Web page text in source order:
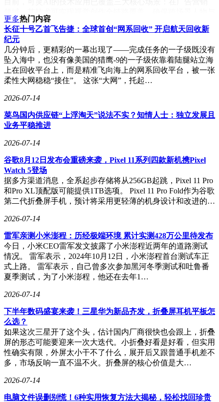
产品形象的一致性；影视短剧制作中，从剧本拆解到最终成片
的全流程自动化程度显著提升，制作周期和成本大幅压缩；游
戏行业则通过立项辅助、动态预演等功能为开发团队提供支
持。
根据最新Artificial Analysis榜单，可灵3.0在文生视频领域位居
国产模型第一梯队，全球排名第四，落后于字节Seedance
级应用的关键指标上，可灵AI展现出独特优势——其原生支
持4K分辨率、60帧率高清视频直接输出的能力，目前在全球
范围内处于领先地位。
值得注意的是，国内外其他主流视频生成模型尚未有独立拆分
中具备稀缺性价值，有望成为全球首家专注于视频生成技术的
上市公司。
更多热门内容
长征十号乙首飞告捷：全球首创“网系回收” 开启航天回收新
纪元
几分钟后，更精彩的一幕出现了——完成任务的一子级既没有
坠入海中，也没有像美国的猎鹰-9的一子级依靠着陆腿站立海
上在回收平台上，而是精准飞向海上的网系回收平台，被一张
柔性大网稳稳“接住”。 这张“大网”，托起…
2026-07-14
菜鸟国内供应链“上浮淘天”说法不实？知情人士：独立发展且
业务平稳推进
2026-07-14
谷歌8月12日发布会重磅来袭，Pixel 11系列四款新机携Pixel
Watch 5登场
据多方渠道消息，全系起步存储将从256GB起跳，Pixel 11 Pro
和Pro XL顶配版可能提供1TB选项。 Pixel 11 Pro Fold作为谷歌
第二代折叠屏手机，预计将采用更轻薄的机身设计和改进的…
2026-07-14
雷军亲测小米澎程：历经极端环境 累计实测428万公里待发布
今日，小米CEO雷军发文披露了小米澎程近两年的道路测试
情况。 雷军表示，2024年10月12日，小米澎程首台测试车正
式上路。 雷军表示，自己曾多次参加黑河冬季测试和吐鲁番
夏季测试，为了小米澎程，他还在去年1…
2026-07-14
下半年数码盛宴来袭！三星华为新品齐发，折叠屏耳机平板怎
么选？
如果这次三星开了这个头，估计国内厂商很快也会跟上，折叠
屏的形态可能要迎来一次大迭代。小折叠好看是好看，但实用
性确实有限，外屏太小干不了什么，展开后又跟普通手机差不
多，市场反响一直不温不火。折叠屏的核心价值是大…
2026-07-14
电脑文件误删别慌！6种实用恢复方法大揭秘，轻松找回珍贵